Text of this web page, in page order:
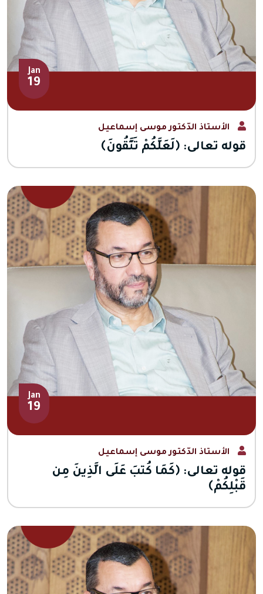
Jan
19
الأستاذ الدّكتور موسى إسماعيل
قوله تعالى: ﴿لَعَلَّكُمْ تَتَّقُونَ﴾
Jan
19
الأستاذ الدّكتور موسى إسماعيل
قوله تعالى: ﴿كَمَا كُتبَ عَلَى الَّذِينَ مِن
قَبْلِكُمْ﴾